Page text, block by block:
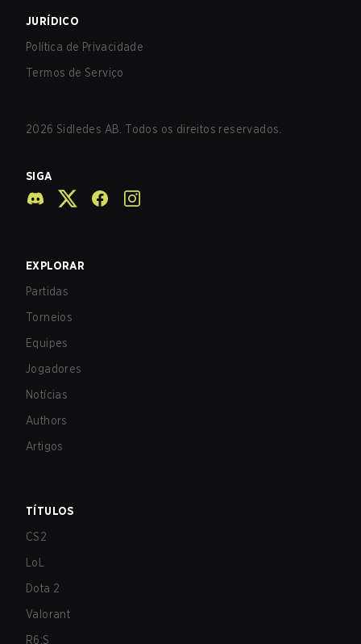
JURÍDICO
Política de Privacidade
Termos de Serviço
2026 Sidledes AB. Todos os direitos reservados.
SIGA
EXPLORAR
Partidas
Torneios
Equipes
Jogadores
Notícias
Authors
Artigos
TÍTULOS
CS2
LoL
Dota 2
Valorant
R6:S